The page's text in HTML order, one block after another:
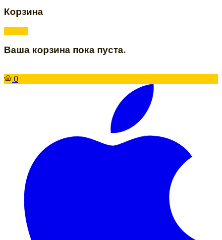
Корзина
Ваша корзина пока пуста.
0